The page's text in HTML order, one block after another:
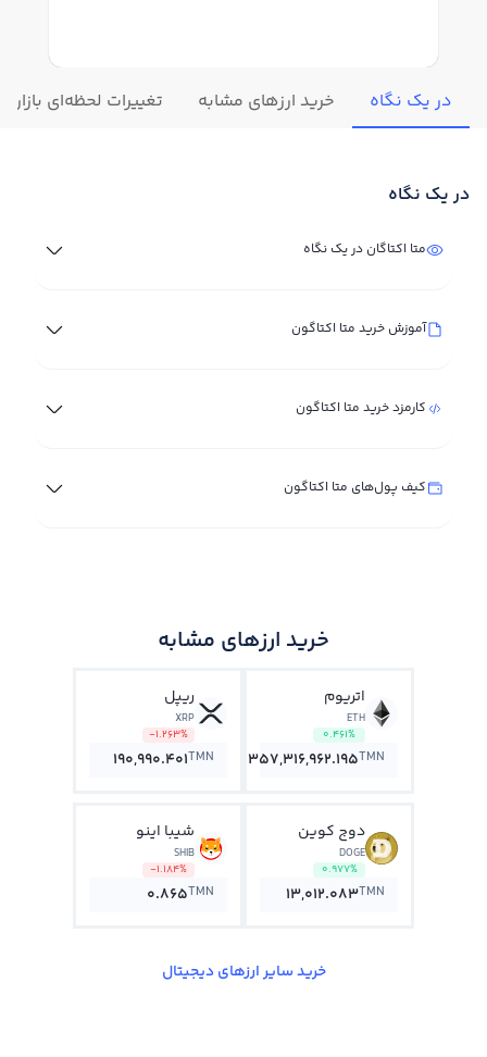
در یک نگاه خرید ارزهای مشابه تغییرات لحظه‌ای بازار
در یک نگاه
متا اکتاگان در یک نگاه
آموزش خرید متا اکتاگون
کارمزد خرید متا اکتاگون
کیف پول‌های متا اکتاگون
خرید ارزهای مشابه
اتریوم
ETH
0.461%
357,316,962.195TMN
ریپل
XRP
-1.263%
190,990.401TMN
دوج کوین
DOGE
0.977%
13,012.083TMN
شیبا اینو
SHIB
-1.184%
0.865TMN
خرید سایر ارزهای دیجیتال